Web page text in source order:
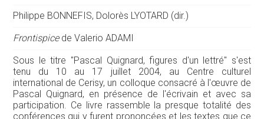
Philippe BONNEFIS, Dolorès LYOTARD (dir.)
Frontispicede Valerio ADAMI
Sous le titre "Pascal Quignard, figures d'un lettré" s'est
tenu du 10 au 17 juillet 2004, au Centre culturel
international de Cerisy, un colloque consacré à l'œuvre de
Pascal Quignard, en présence de l'écrivain et avec sa
participation. Ce livre rassemble la presque totalité des
conférences qui y furent prononcées et les textes que ce